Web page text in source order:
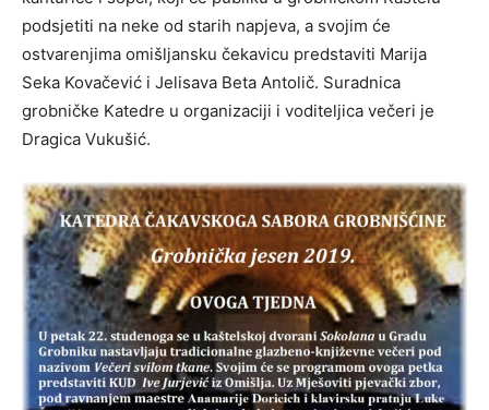
podsjetiti na neke od starih napjeva, a svojim će
ostvarenjima omišljansku čekavicu predstaviti Marija
Seka Kovačević i Jelisava Beta Antolič. Suradnica
grobničke Katedre u organizaciji i voditeljica večeri je
Dragica Vukušić.